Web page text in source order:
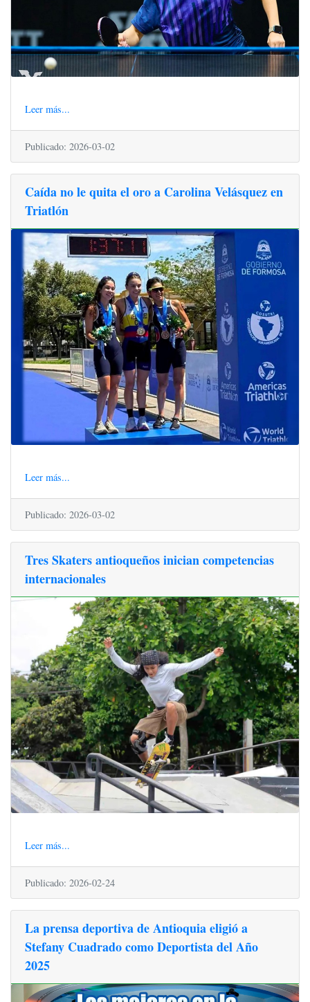
Leer más...
Publicado: 2026-03-02
Caída no le quita el oro a Carolina Velásquez en
Triatlón
Leer más...
Publicado: 2026-03-02
Tres Skaters antioqueños inician competencias
internacionales
Leer más...
Publicado: 2026-02-24
La prensa deportiva de Antioquia eligió a
Stefany Cuadrado como Deportista del Año
2025